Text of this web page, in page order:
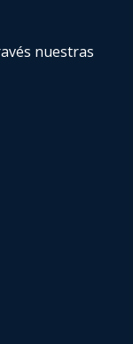
nuestras